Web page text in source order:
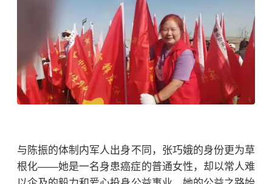
与陈振的体制内军人出身不同，张巧娥的身份更为草
根化——她是一名身患癌症的普通女性，却以常人难